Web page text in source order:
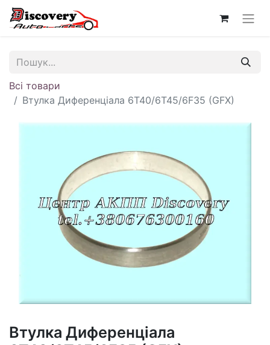
Всі товари
Втулка Диференціала 6T40/6T45/6F35 (GFX)
Втулка Диференціала